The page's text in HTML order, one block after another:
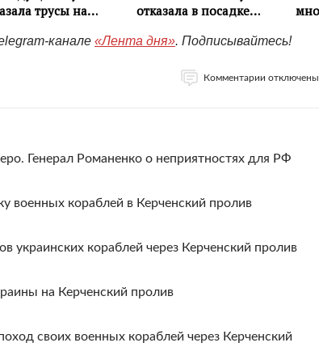
канале «Лента дня». Подписывайтесь!
Комментарии отключены
Генерал Романенко о неприятностях для РФ
военных кораблей в Керченский пролив
украинских кораблей через Керченский пролив
на Керченский пролив
своих военных кораблей через Керченский